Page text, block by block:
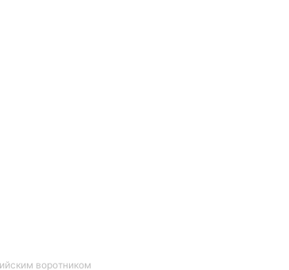
воротником